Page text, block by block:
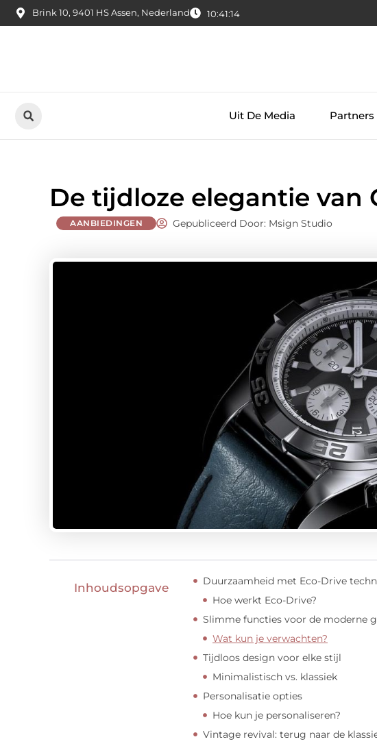
Brink 10, 9401 HS Assen, Nederland 10:41:15
Uit De Media Partners
De tijdloze elegantie van
AANBIEDINGEN Gepubliceerd Door: Msign Studio
Inhoudsopgave
Duurzaamheid met Eco-Drive
Hoe werkt Eco-Drive?
Slimme functies voor de moderne
Wat kun je verwachten?
Tijdloos design voor elke stijl
Minimalistisch vs. klassiek
Personalisatie opties
Hoe kun je personaliseren?
Vintage revival: terug naar de